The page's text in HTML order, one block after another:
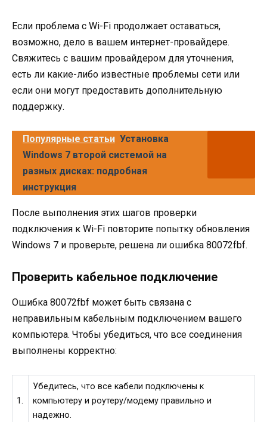
Если проблема с Wi-Fi продолжает оставаться,
возможно, дело в вашем интернет-провайдере.
Свяжитесь с вашим провайдером для уточнения,
есть ли какие-либо известные проблемы сети или
если они могут предоставить дополнительную
поддержку.
Популярные статьи Установка
Windows 7 второй системой на
разных дисках: подробная
инструкция
После выполнения этих шагов проверки
подключения к Wi-Fi повторите попытку обновления
Windows 7 и проверьте, решена ли ошибка 80072fbf.
Проверить кабельное подключение
Ошибка 80072fbf может быть связана с
неправильным кабельным подключением вашего
компьютера. Чтобы убедиться, что все соединения
выполнены корректно:
1.
Убедитесь, что все кабели подключены к
компьютеру и роутеру/модему правильно и
надежно.